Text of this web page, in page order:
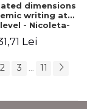
dimensions
writing at
- Nicoleta-
Lei
2 3 ... 11